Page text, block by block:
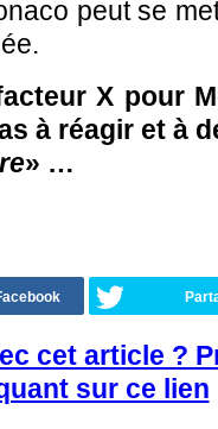
peut se
X pour
à réagir et à
» …
cet article ?
sur ce lien